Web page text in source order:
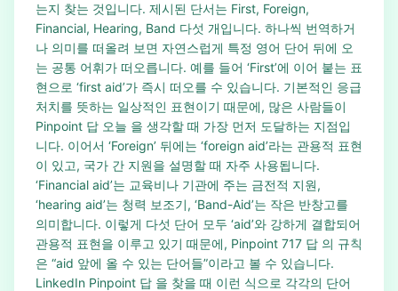
는지 찾는 것입니다. 제시된 단서는 First, Foreign,
Financial, Hearing, Band 다섯 개입니다. 하나씩 번역하거
나 의미를 떠올려 보면 자연스럽게 특정 영어 단어 뒤에 오
는 공통 어휘가 떠오릅니다. 예를 들어 ‘First’에 이어 붙는 표
현으로 ‘first aid’가 즉시 떠오를 수 있습니다. 기본적인 응급
처치를 뜻하는 일상적인 표현이기 때문에, 많은 사람들이
Pinpoint 답 오늘 을 생각할 때 가장 먼저 도달하는 지점입
니다. 이어서 ‘Foreign’ 뒤에는 ‘foreign aid’라는 관용적 표현
이 있고, 국가 간 지원을 설명할 때 자주 사용됩니다.
‘Financial aid’는 교육비나 기관에 주는 금전적 지원,
‘hearing aid’는 청력 보조기, ‘Band-Aid’는 작은 반창고를
의미합니다. 이렇게 다섯 단어 모두 ‘aid’와 강하게 결합되어
관용적 표현을 이루고 있기 때문에, Pinpoint 717 답 의 규칙
은 “aid 앞에 올 수 있는 단어들”이라고 볼 수 있습니다.
LinkedIn Pinpoint 답 을 찾을 때 이런 식으로 각각의 단어